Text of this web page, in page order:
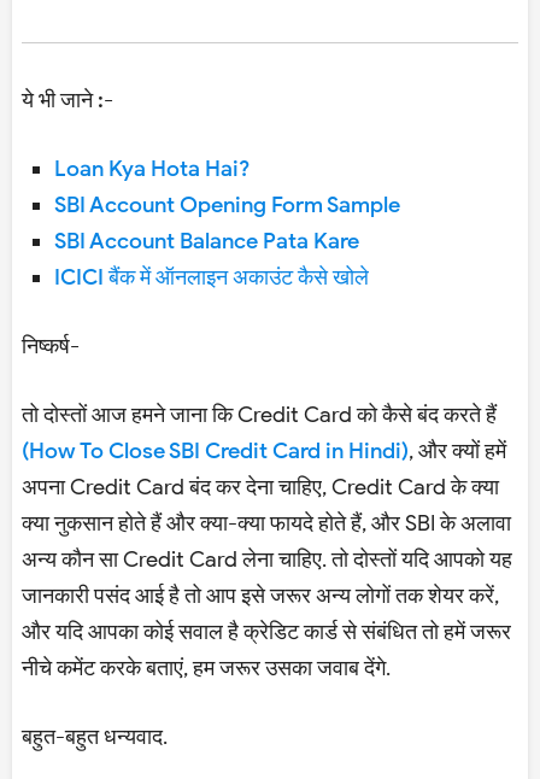
ये भी जाने :-
Loan Kya Hota Hai?
SBI Account Opening Form Sample
SBI Account Balance Pata Kare
ICICI बैंक में ऑनलाइन अकाउंट कैसे खोले
निष्कर्ष-
तो दोस्तों आज हमने जाना कि Credit Card को कैसे बंद करते हैं
(How To Close SBI Credit Card in Hindi), और क्यों हमें
अपना Credit Card बंद कर देना चाहिए, Credit Card के क्या
क्या नुकसान होते हैं और क्या-क्या फायदे होते हैं, और SBI के अलावा
अन्य कौन सा Credit Card लेना चाहिए. तो दोस्तों यदि आपको यह
जानकारी पसंद आई है तो आप इसे जरूर अन्य लोगों तक शेयर करें,
और यदि आपका कोई सवाल है क्रेडिट कार्ड से संबंधित तो हमें जरूर
नीचे कमेंट करके बताएं, हम जरूर उसका जवाब देंगे.
बहुत-बहुत धन्यवाद.